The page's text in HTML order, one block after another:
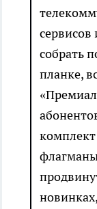
собрать
планке,